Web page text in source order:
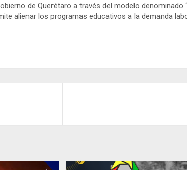
de Querétaro a través del modelo denominado
alienar los programas educativos a la demanda